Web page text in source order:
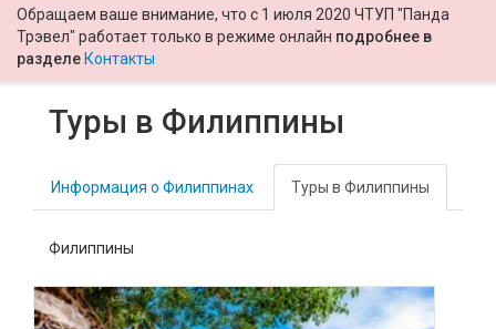
Обращаем ваше внимание, что с 1 июля 2020 ЧТУП "Панда
Трэвел" работает только в режиме онлайн подробнее в
разделе Контакты
Туры в Филиппины
Информация о Филиппинах Туры в Филиппины
Филиппины